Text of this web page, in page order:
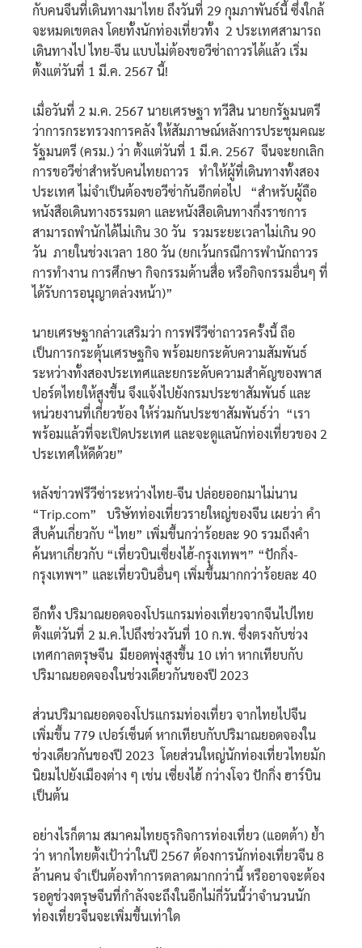
กับคนจีนที่เดินทางมาไทย ถึงวันที่ 29 กุมภาพันธ์นี้ ซึ่งใกล้
จะหมดเขตลง โดยทั้งนักท่องเที่ยวทั้ง 2 ประเทศสามารถ
เดินทางไป ไทย-จีน แบบไม่ต้องขอวีซ่าถาวรได้แล้ว เริ่ม
ตั้งแต่วันที่ 1 มี.ค. 2567 นี้!
เมื่อวันที่ 2 ม.ค. 2567 นายเศรษฐา ทวีสิน นายกรัฐมนตรี
ว่าการกระทรวงการคลัง ให้สัมภาษณ์หลังการประชุมคณะ
รัฐมนตรี (ครม.) ว่า ตั้งแต่วันที่ 1 มี.ค. 2567 จีนจะยกเลิก
การขอวีซ่าสำหรับคนไทยถาวร ทำให้ผู้ที่เดินทางทั้งสอง
ประเทศ ไม่จำเป็นต้องขอวีซ่ากันอีกต่อไป “สำหรับผู้ถือ
หนังสือเดินทางธรรมดา และหนังสือเดินทางกึ่งราชการ
สามารถพำนักได้ไม่เกิน 30 วัน รวมระยะเวลาไม่เกิน 90
วัน ภายในช่วงเวลา 180 วัน (ยกเว้นกรณีการพำนักถาวร
การทำงาน การศึกษา กิจกรรมด้านสื่อ หรือกิจกรรมอื่นๆ ที่
ได้รับการอนุญาตล่วงหน้า)”
นายเศรษฐากล่าวเสริมว่า การฟรีวีซ่าถาวรครั้งนี้ ถือ
เป็นการกระตุ้นเศรษฐกิจ พร้อมยกระดับความสัมพันธ์
ระหว่างทั้งสองประเทศและยกระดับความสำคัญของพาส
ปอร์ตไทยให้สูงขึ้น จึงแจ้งไปยังกรมประชาสัมพันธ์ และ
หน่วยงานที่เกี่ยวข้อง ให้ร่วมกันประชาสัมพันธ์ว่า “เรา
พร้อมแล้วที่จะเปิดประเทศ และจะดูแลนักท่องเที่ยวของ 2
ประเทศให้ดีด้วย”
หลังข่าวฟรีวีซ่าระหว่างไทย-จีน ปล่อยออกมาไม่นาน
“Trip.com” บริษัทท่องเที่ยวรายใหญ่ของจีน เผยว่า คำ
สืบค้นเกี่ยวกับ “ไทย” เพิ่มขึ้นกว่าร้อยละ 90 รวมถึงคำ
ค้นหาเกี่ยวกับ “เที่ยวบินเซี่ยงไฮ้-กรุงเทพฯ” “ปักกิ่ง-
กรุงเทพฯ” และเที่ยวบินอื่นๆ เพิ่มขึ้นมากกว่าร้อยละ 40
อีกทั้ง ปริมาณยอดจองโปรแกรมท่องเที่ยวจากจีนไปไทย
ตั้งแต่วันที่ 2 ม.ค.ไปถึงช่วงวันที่ 10 ก.พ. ซึ่งตรงกับช่วง
เทศกาลตรุษจีน มียอดพุ่งสูงขึ้น 10 เท่า หากเทียบกับ
ปริมาณยอดจองในช่วงเดียวกันของปี 2023
ส่วนปริมาณยอดจองโปรแกรมท่องเที่ยว จากไทยไปจีน
เพิ่มขึ้น 779 เปอร์เซ็นต์ หากเทียบกับปริมาณยอดจองใน
ช่วงเดียวกันของปี 2023 โดยส่วนใหญ่นักท่องเที่ยวไทยมัก
นิยมไปยังเมืองต่าง ๆ เช่น เซี่ยงไฮ้ กว่างโจว ปักกิ่ง ฮาร์บิน
เป็นต้น
อย่างไรก็ตาม สมาคมไทยธุรกิจการท่องเที่ยว (แอตต้า) ย้ำ
ว่า หากไทยตั้งเป้าว่าในปี 2567 ต้องการนักท่องเที่ยวจีน 8
ล้านคน จำเป็นต้องทำการตลาดมากกว่านี้ หรืออาจจะต้อง
รอดูช่วงตรุษจีนที่กำลังจะถึงในอีกไม่กี่วันนี้ว่าจำนวนนัก
ท่องเที่ยวจีนจะเพิ่มขึ้นเท่าใด